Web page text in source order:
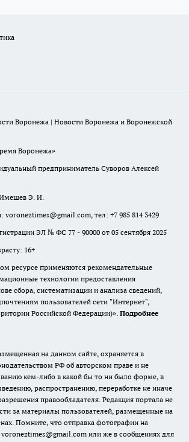
Воронежа | Новости Воронежа и Воронежской
Воронежа»
предприниматель Суворов Алексей
Э. И.
тел: +7 985 814 3429
ЭЛ № ФС 77 - 90000 от 05 сентября 2025
16+
ресурсе применяются рекомендательные
технологии предоставления
сбора, систематизации и анализа сведений,
пользователей сети "Интернет",
Российской Федерации)». Подробнее
на данном сайте, охраняется в
РФ об авторском праве и не
кем-либо в какой бы то ни было форме, в
распространению, переработке не иначе
правообладателя. Редакция портала не
за материалы пользователей, размещенные на
Помните, что отправка фотографии на
или же в сообщениях для